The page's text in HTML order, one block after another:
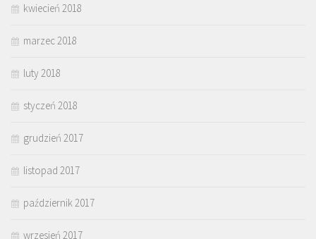
kwiecień 2018
marzec 2018
luty 2018
styczeń 2018
grudzień 2017
listopad 2017
październik 2017
wrzesień 2017